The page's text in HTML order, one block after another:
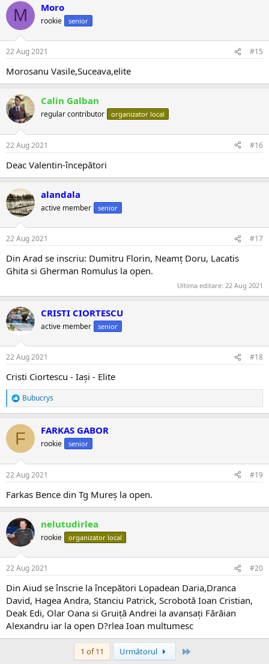
c
i
M Moro
rookie senior
22 Aug 2021 #15
Morosanu Vasile,Suceava,elite
Calin Galban
regular contributor organizator local
22 Aug 2021 #16
Deac Valentin-începători
alandala
active member senior
22 Aug 2021 #17
Din Arad se inscriu: Dumitru Florin, Neamț Doru, Lacatis
Ghita si Gherman Romulus la open.
Ultima editare: 22 Aug 2021
CRISTI CIORTESCU
active member senior
22 Aug 2021 #18
Cristi Ciortescu - Iași - Elite
R
e
c
i
Bubucrys
F FARKAS GABOR
rookie senior
22 Aug 2021 #19
Farkas Bence din Tg Mureș la open.
nelutudirlea
rookie organizator local
22 Aug 2021 #20
Din Aiud se înscrie la începători Lopadean Daria,Dranca
David, Hagea Andra, Stanciu Patrick, Scrobotă Ioan Cristian,
Deak Edi, Olar Oana si Gruiță Andrei la avansați Fărăian
Alexandru iar la open D?rlea Ioan multumesc
1 of 11 Următorul